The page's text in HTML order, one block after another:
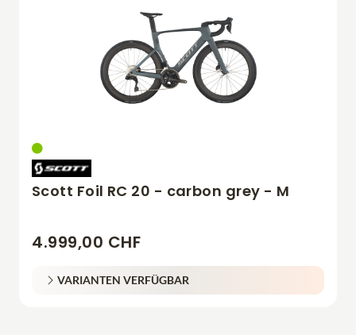
Scott Foil RC 20 - carbon grey - M
4.999,00 CHF
VARIANTEN VERFÜGBAR